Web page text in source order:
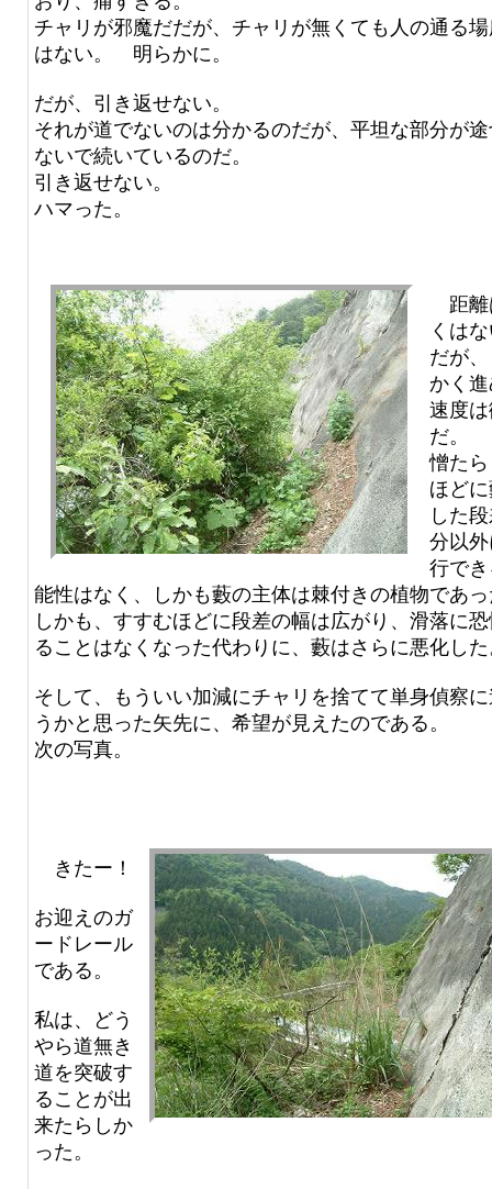
チャリが邪魔だだが、チャリが無くても人の通る
はない。 明らかに。
だが、引き返せない。
それが道でないのは分かるのだが、平坦な部分が
ないで続いているのだ。
引き返せない。
ハマった。
距離
くは
だが
かく
速度
だ。
憎た
ほど
した
分以
行で
能性はなく、しかも藪の主体は棘付きの植物であ
しかも、すすむほどに段差の幅は広がり、滑落に
ることはなくなった代わりに、藪はさらに悪化し
そして、もういい加減にチャリを捨てて単身偵察
うかと思った矢先に、希望が見えたのである。
次の写真。
きたー！
お迎えのガ
ードレール
である。
私は、どう
やら道無き
道を突破す
ることが出
来たらしか
った。